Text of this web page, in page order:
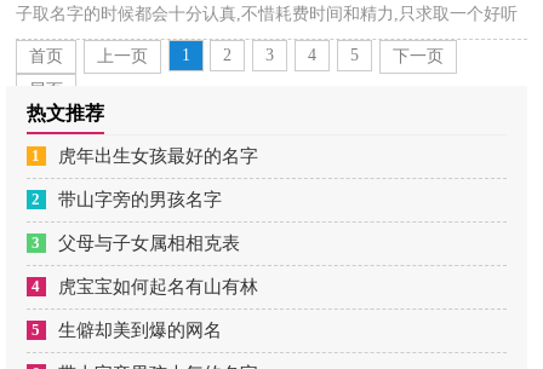
子取名字的时候都会十分认真,不惜耗费时间和精力,只求取一个好听
的有内涵的名字。以下是关于属虎男孩最吉利的...
首页
上一页 1 2 3 4 5
下一页
尾页
热文推荐
1 虎年出生女孩最好的名字
2 带山字旁的男孩名字
3 父母与子女属相相克表
4 虎宝宝如何起名有山有林
5 生僻却美到爆的网名